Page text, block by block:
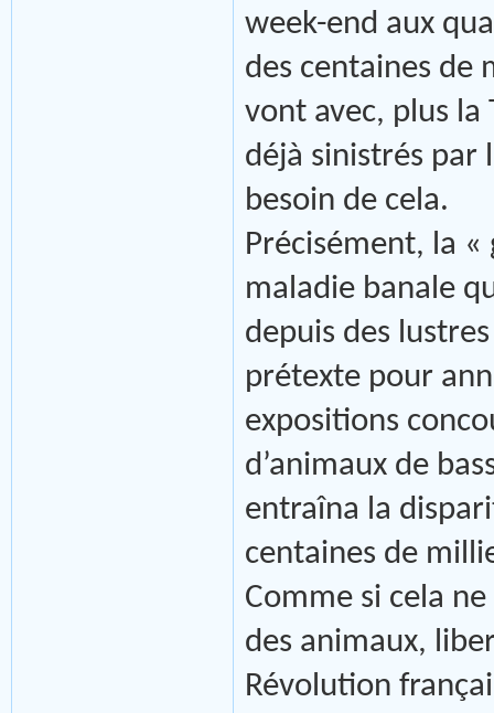
week-end aux
des centaines de
vont avec, plus la
déjà sinistrés par
besoin de cela.
Précisément, la
maladie banale
depuis des
prétexte pour
expositions
d’animaux de
entraîna la
centaines de
Comme si cela
des animaux,
Révolution